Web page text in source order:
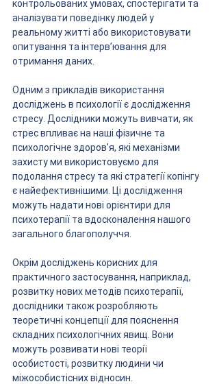
контрольованих умовах, спостерігати та
аналізувати поведінку людей у
реальному житті або використовувати
опитування та інтерв’ювання для
отримання даних.
Одним з прикладів використання
досліджень в психології є дослідження
стресу. Дослідники можуть вивчати, як
стрес впливає на наші фізичне та
психологічне здоров'я, які механізми
захисту ми використовуємо для
подолання стресу та які стратегії копінгу
є найефективнішими. Ці дослідження
можуть надати нові орієнтири для
психотерапії та вдосконалення нашого
загального благополуччя.
Окрім досліджень корисних для
практичного застосування, наприклад,
розвитку нових методів психотерапії,
дослідники також розробляють
теоретичні концепції для пояснення
складних психологічних явищ. Вони
можуть розвивати нові теорії
особистості, розвитку людини чи
міжособистісних відносин.